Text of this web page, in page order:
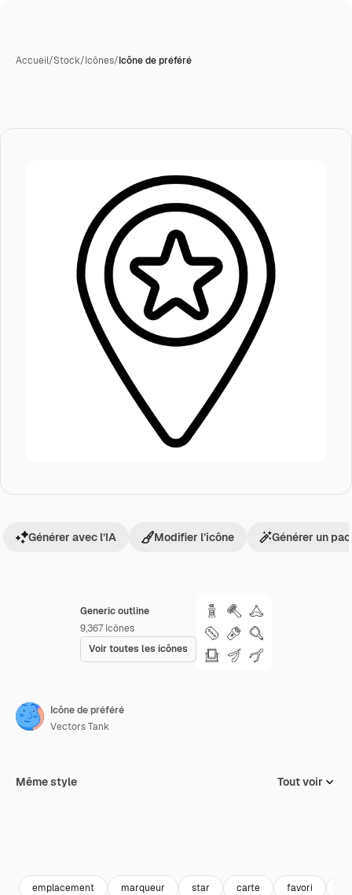
Accueil/Stock/Icônes/Icône de préféré
Generic outline
9,367 Icônes
Voir toutes les icônes
Générer avec l’IA Modifier l’icône Générer un
Icône de préféré
Vectors Tank
Même style Tout voir
emplacement marqueur star carte favori